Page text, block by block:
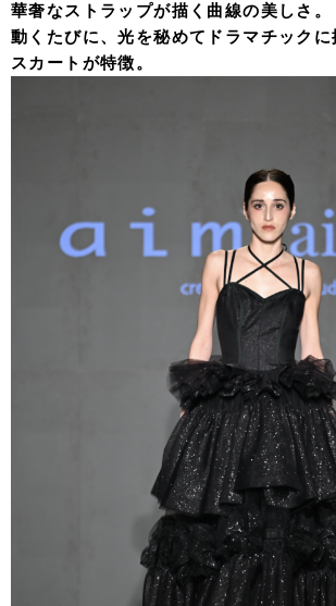
華奢なストラップが描く曲線の美しさ。
動くたびに、光を秘めてドラマチック
スカートが特徴。